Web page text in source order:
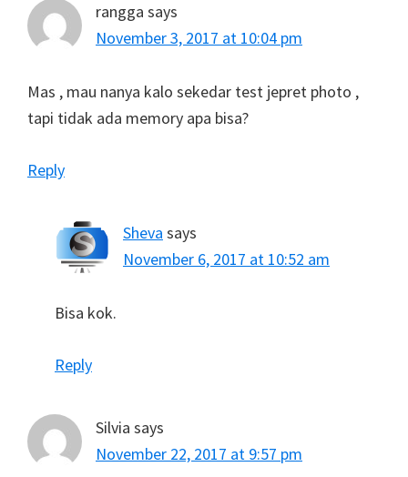
rangga says
November 3, 2017 at 10:04 pm
Mas , mau nanya kalo sekedar test jepret photo ,
tapi tidak ada memory apa bisa?
Reply
Sheva says
November 6, 2017 at 10:52 am
Bisa kok.
Reply
Silvia says
November 22, 2017 at 9:57 pm